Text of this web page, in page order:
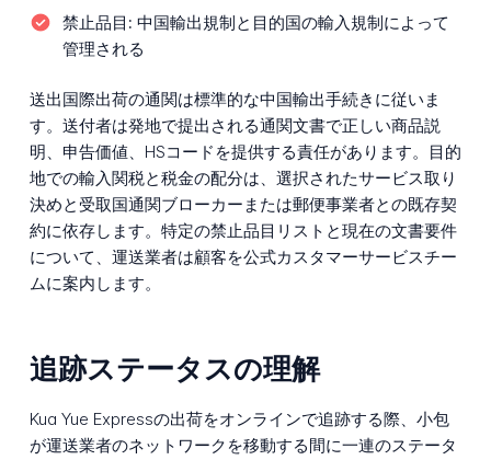
禁止品目: 中国輸出規制と目的国の輸入規制によって
管理される
送出国際出荷の通関は標準的な中国輸出手続きに従いま
す。送付者は発地で提出される通関文書で正しい商品説
明、申告価値、HSコードを提供する責任があります。目的
地での輸入関税と税金の配分は、選択されたサービス取り
決めと受取国通関ブローカーまたは郵便事業者との既存契
約に依存します。特定の禁止品目リストと現在の文書要件
について、運送業者は顧客を公式カスタマーサービスチー
ムに案内します。
追跡ステータスの理解
Kua Yue Expressの出荷をオンラインで追跡する際、小包
が運送業者のネットワークを移動する間に一連のステータ